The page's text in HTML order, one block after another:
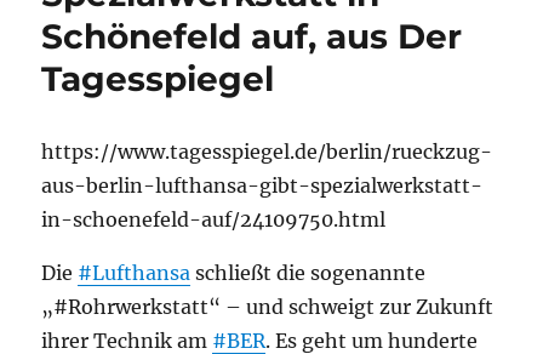
Schönefeld auf, aus Der
Tagesspiegel
https://www.tagesspiegel.de/berlin/rueckzug-
aus-berlin-lufthansa-gibt-spezialwerkstatt-
in-schoenefeld-auf/24109750.html
Die #Lufthansa schließt die sogenannte
„#Rohrwerkstatt“ – und schweigt zur Zukunft
ihrer Technik am #BER. Es geht um hunderte